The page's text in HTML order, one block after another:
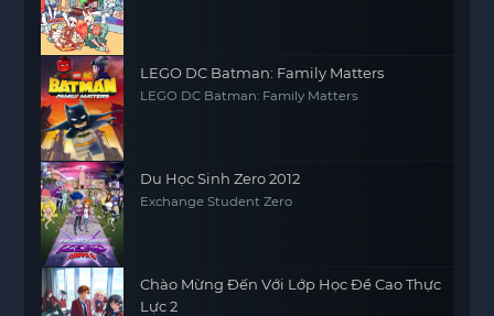
LEGO DC Batman: Family Matters
LEGO DC Batman: Family Matters
Du Học Sinh Zero 2012
Exchange Student Zero
Chào Mừng Đến Với Lớp Học Đề Cao Thực
Lực 2